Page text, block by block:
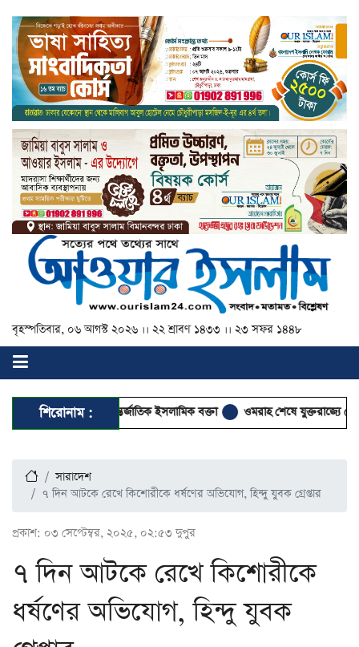
বৃহস্পতিবার, ০৬ আগস্ট ২০২৬ ।। ২২ শ্রাবণ ১৪৩৩ ।। ২৩ সফর ১৪৪৮
শিরোনাম :
আসছেন দুই আন্তর্জাতিক ইসলামিক বক্তা ওমরাহ শেষে যুক্তরাজ্যে পৌঁছেছেন
সারাদেশ
৭ দিন আটকে রেখে কিশোরীকে ধর্ষণের অভিযোগ, হিন্দু যুবক গ্রেপ্তার
প্রকাশ: ০৩ সেপ্টেম্বর, ২০২৫, ০২:৫৩ দুপুর
৭ দিন আটকে রেখে কিশোরীকে
ধর্ষণের অভিযোগ, হিন্দু যুবক